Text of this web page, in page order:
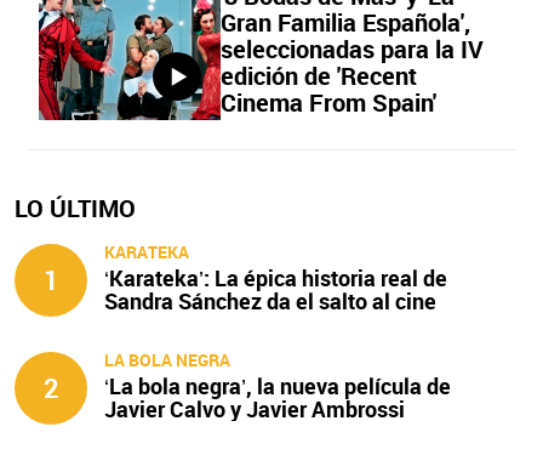
Gran Familia Española',
seleccionadas para la IV
edición de 'Recent
Cinema From Spain'
LO ÚLTIMO
1
KARATEKA
‘Karateka’: La épica historia real de
Sandra Sánchez da el salto al cine
2
LA BOLA NEGRA
‘La bola negra’, la nueva película de
Javier Calvo y Javier Ambrossi